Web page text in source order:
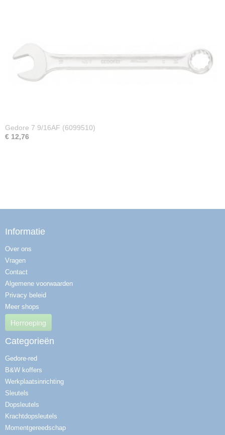
Gedore 7 9/16AF (6099510)
€ 12,76
Informatie
Over ons
Vragen
Contact
Algemene voorwaarden
Privacy beleid
Meer shops
Herroeping
Categorieën
Gedore-red
B&W koffers
Werkplaatsinrichting
Sleutels
Dopsleutels
Krachtdopsleutels
Momentgereedschap